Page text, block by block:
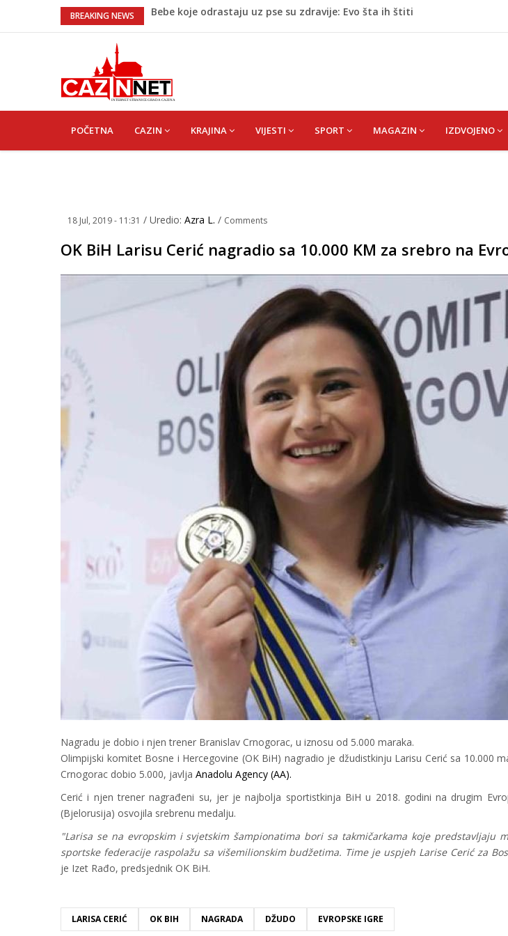
BREAKING NEWS
Krenuo u BiH sa 20 kilograma droge: Uhapšen na granici
Juventus igra protiv Intera, Spaleti razočarao navijače iz BiH
NAVIGATION
POČETNA CAZIN KRAJINA VIJESTI SPORT MAGAZIN IZDVOJENO
18 Jul, 2019 - 11:31 / Uredio: Azra L. / Comments
OK BiH Larisu Cerić nagradio sa 10.000 KM za srebro na
Nagradu je dobio i njen trener Branislav Crnogorac, u iznosu od 5.000 maraka.
Olimpijski komitet Bosne i Hercegovine (OK BiH) nagradio je džudistkinju Larisu Cerić sa 10.000
Crnogorac dobio 5.000, javlja Anadolu Agency (AA).
Cerić i njen trener nagrađeni su, jer je najbolja sportistkinja BiH u 2018. godini na drugim
(Bjelorusija) osvojila srebrenu medalju.
"Larisa se na evropskim i svjetskim šampionatima bori sa takmičarkama koje predstavljaju
sportske federacije raspolažu sa višemilionskim budžetima. Time je uspjeh Larise Cerić za
je Izet Rađo, predsjednik OK BiH.
LARISA CERIĆ OK BIH NAGRADA DŽUDO EVROPSKE IGRE